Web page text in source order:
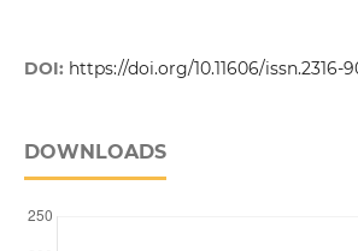
DOI: https://doi.org/10.11606/issn.2316-
DOWNLOADS